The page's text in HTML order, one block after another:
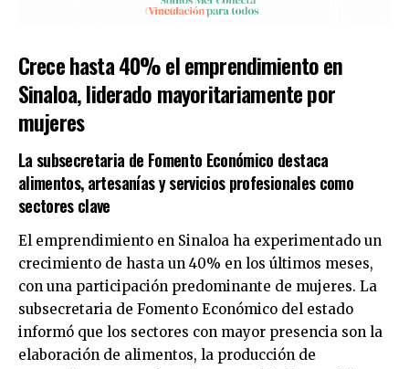
Crece hasta 40% el emprendimiento en
Sinaloa, liderado mayoritariamente por
mujeres
La subsecretaria de Fomento Económico destaca
alimentos, artesanías y servicios profesionales como
sectores clave
El emprendimiento en Sinaloa ha experimentado un
crecimiento de hasta un 40% en los últimos meses,
con una participación predominante de mujeres. La
subsecretaria de Fomento Económico del estado
informó que los sectores con mayor presencia son la
elaboración de alimentos, la producción de